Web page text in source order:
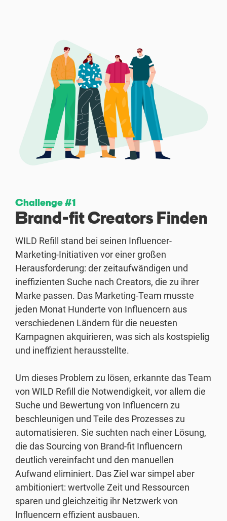
Challenge #1
Brand-fit Creators Finden
WILD Refill stand bei seinen Influencer-
Marketing-Initiativen vor einer großen
Herausforderung: der zeitaufwändigen und
ineffizienten Suche nach Creators, die zu ihrer
Marke passen. Das Marketing-Team musste
jeden Monat Hunderte von Influencern aus
verschiedenen Ländern für die neuesten
Kampagnen akquirieren, was sich als kostspielig
und ineffizient herausstellte.
Um dieses Problem zu lösen, erkannte das Team
von WILD Refill die Notwendigkeit, vor allem die
Suche und Bewertung von Influencern zu
beschleunigen und Teile des Prozesses zu
automatisieren. Sie suchten nach einer Lösung,
die das Sourcing von Brand-fit Influencern
deutlich vereinfacht und den manuellen
Aufwand eliminiert. Das Ziel war simpel aber
ambitioniert: wertvolle Zeit und Ressourcen
sparen und gleichzeitig ihr Netzwerk von
Influencern effizient ausbauen.